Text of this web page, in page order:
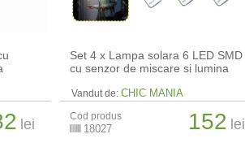
lei
Set 4 x Lampa solara 6 LED SMD
cu senzor de miscare si lumina
Vandut de: CHIC MANIA
Cod produs
18027 152 lei